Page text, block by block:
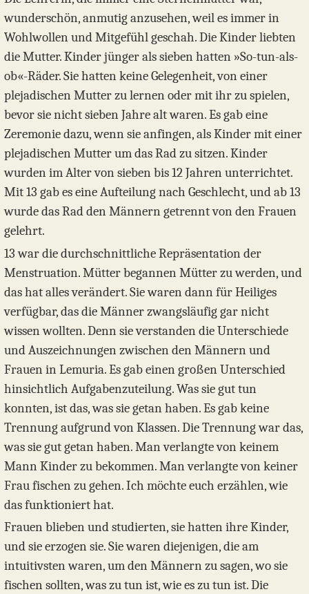
wunderschön, anmutig anzusehen, weil es immer in
Wohlwollen und Mitgefühl geschah. Die Kinder liebten
die Mutter. Kinder jünger als sieben hatten »So-tun-als-
ob«-Räder. Sie hatten keine Gelegenheit, von einer
plejadischen Mutter zu lernen oder mit ihr zu spielen,
bevor sie nicht sieben Jahre alt waren. Es gab eine
Zeremonie dazu, wenn sie anfingen, als Kinder mit einer
plejadischen Mutter um das Rad zu sitzen. Kinder
wurden im Alter von sieben bis 12 Jahren unterrichtet.
Mit 13 gab es eine Aufteilung nach Geschlecht, und ab 13
wurde das Rad den Männern getrennt von den Frauen
gelehrt.
13 war die durchschnittliche Repräsentation der
Menstruation. Mütter begannen Mütter zu werden, und
das hat alles verändert. Sie waren dann für Heiliges
verfügbar, das die Männer zwangsläufig gar nicht
wissen wollten. Denn sie verstanden die Unterschiede
und Auszeichnungen zwischen den Männern und
Frauen in Lemuria. Es gab einen großen Unterschied
hinsichtlich Aufgabenzuteilung. Was sie gut tun
konnten, ist das, was sie getan haben. Es gab keine
Trennung aufgrund von Klassen. Die Trennung war das,
was sie gut getan haben. Man verlangte von keinem
Mann Kinder zu bekommen. Man verlangte von keiner
Frau fischen zu gehen. Ich möchte euch erzählen, wie
das funktioniert hat.
Frauen blieben und studierten, sie hatten ihre Kinder,
und sie erzogen sie. Sie waren diejenigen, die am
intuitivsten waren, um den Männern zu sagen, wo sie
fischen sollten, was zu tun ist, wie es zu tun ist. Die